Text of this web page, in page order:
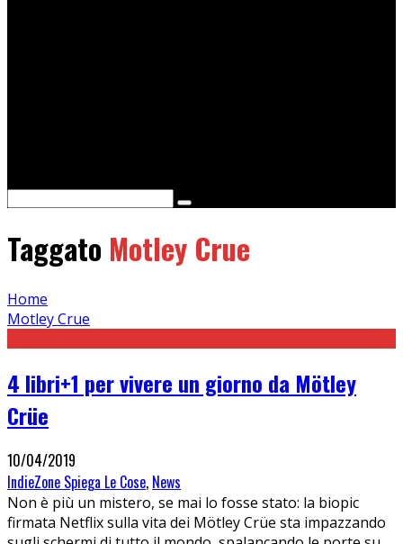
Taggato Motley Crue
Home
Motley Crue
4 libri+1 per vivere un giorno da Mötley
Crüe
10/04/2019
IndieZone Spiega Le Cose, News
Non è più un mistero, se mai lo fosse stato: la biopic
firmata Netflix sulla vita dei Mötley Crüe sta impazzando